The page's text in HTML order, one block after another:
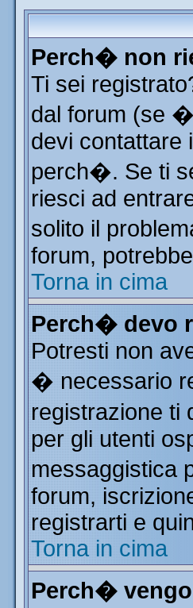
Perch� non
Ti sei
dal forum (se
devi contattare
perch�. Se ti
riesci ad
solito il
forum,
Torna in cima
Perch� devo
Potresti non
� necessario
registrazione ti
per gli utenti
messaggistica
forum,
registrarti e
Torna in cima
Perch�